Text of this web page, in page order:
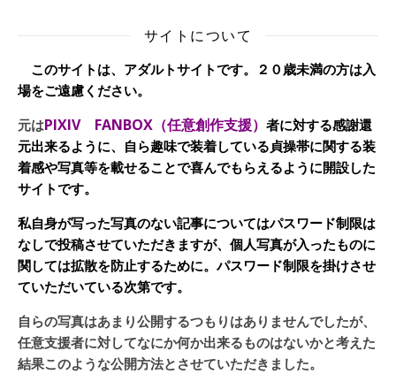
サイトについて
このサイトは、アダルトサイトです。２０歳未満の方は入
場をご遠慮ください。
元はPIXIV FANBOX（任意創作支援） 者に対する感謝還
元出来るように、自ら趣味で装着している貞操帯に関する装
着感や写真等を載せることで喜んでもらえるように開設した
サイトです。
私自身が写った写真のない記事についてはパスワード制限は
なしで投稿させていただきますが、個人写真が入ったものに
関しては拡散を防止するために。パスワード制限を掛けさせ
ていただいている次第です。
自らの写真はあまり公開するつもりはありませんでしたが、
任意支援者に対してなにか何か出来るものはないかと考えた
結果このような公開方法とさせていただきました。